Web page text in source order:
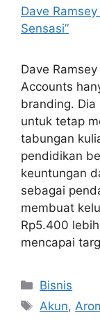
Dave
Accounts
branding.
untuk tetap
tabungan
pendidikan
keuntungan
sebagai
membuat
Rp5.400
mencapai
Kategori
Bisnis
Tag
Akun,